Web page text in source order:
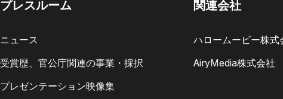
プレスルーム
ニュース
受賞歴、官公庁関連の事業・採択
プレゼンテーション映像集
関連会社
ハロームービー株式
AiryMedia株式会社